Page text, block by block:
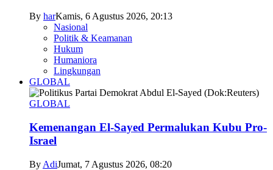
By harKamis, 6 Agustus 2026, 20:13
Nasional
Politik & Keamanan
Hukum
Humaniora
Lingkungan
GLOBAL
GLOBAL
Kemenangan El-Sayed Permalukan Kubu Pro-
Israel
By AdiJumat, 7 Agustus 2026, 08:20